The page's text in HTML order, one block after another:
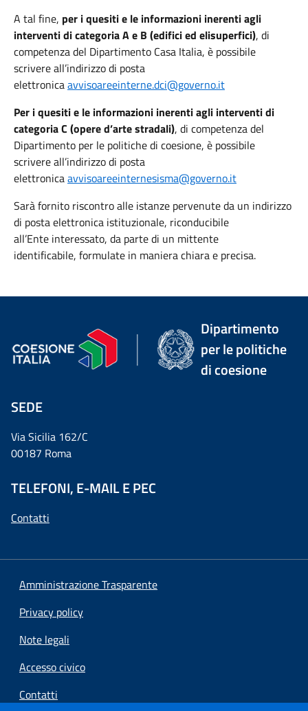
A tal fine, per i quesiti e le informazioni inerenti agli
interventi di categoria A e B (edifici ed elisuperfici), di
competenza del Dipartimento Casa Italia, è possibile
scrivere all’indirizzodi posta
elettronicaavvisoareeinterne.dci@governo.it
Per i quesiti e le informazioni inerenti agli interventi di
categoria C (opere d’arte stradali), di competenza del
Dipartimento per le politiche di coesione, è possibile
scrivere all’indirizzo di posta
elettronicaavvisoareeinternesisma@governo.it
Sarà fornito riscontro alle istanze pervenuteda un indirizzo
di posta elettronica istituzionale, riconducibile
all’Ente interessato, da partedi un mittente
identificabile, formulate in maniera chiara e precisa.
Dipartimento
per le politiche
di coesione
SEDE
Via Sicilia 162/C
00187 Roma
TELEFONI, E-MAIL E PEC
Contatti
Amministrazione Trasparente
Privacy policy
Note legali
Accesso civico
Contatti